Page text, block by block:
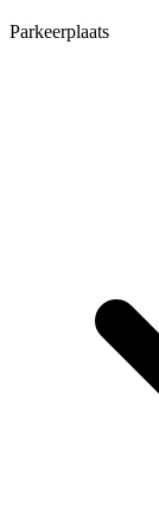
Parkeerplaats